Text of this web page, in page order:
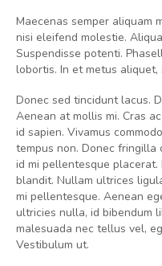
Maecenas semper aliquam
nisi eleifend molestie.
Suspendisse potenti.
lobortis. In et metus aliquet,
Donec sed tincidunt lacus.
Aenean at mollis mi. Cras
id sapien. Vivamus
tempus non. Donec fringilla
id mi pellentesque placerat.
blandit. Nullam ultrices
mi pellentesque. Aenean
ultricies nulla, id bibendum
malesuada nec tellus vel,
Vestibulum ut.